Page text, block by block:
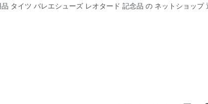
タイツ バレエシューズ レオタード 記念品 の ネットショップ